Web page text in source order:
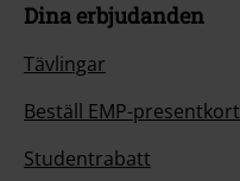
Dina erbjudanden
Tävlingar
Beställ EMP-presentkort
Studentrabatt